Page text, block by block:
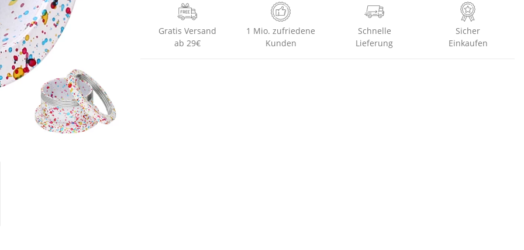
Gratis Versand
ab 29€
1 Mio. zufriedene
Kunden
Schnelle
Lieferung
Sicher
Einkaufen